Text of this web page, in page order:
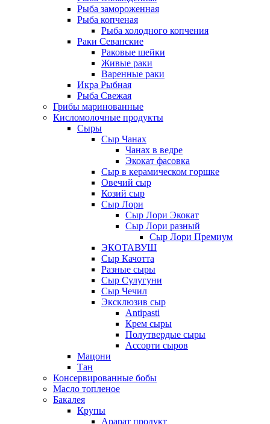
Рыба замороженная
Рыба копченая
Рыба холодного копчения
Раки Севанские
Раковые шейки
Живые раки
Варенные раки
Икра Рыбная
Рыба Свежая
Грибы маринованные
Кисломолочные продукты
Сыры
Сыр Чанах
Чанах в ведре
Экокат фасовка
Сыр в керамическом горшке
Овечий сыр
Козий сыр
Сыр Лори
Сыр Лори Экокат
Сыр Лори разный
Сыр Лори Премиум
ЭКОТАВУШ
Сыр Качотта
Разные сыры
Сыр Сулугуни
Сыр Чечил
Эксклюзив сыр
Antipasti
Крем сыры
Полутвердые сыры
Ассорти сыров
Мацони
Тан
Консервированные бобы
Масло топленое
Бакалея
Крупы
Арарат продукт